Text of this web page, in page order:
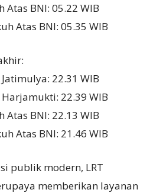
Atas BNI: 05.22 WIB
Atas BNI: 05.35 WIB
22.31 WIB
22.39 WIB
Atas BNI: 22.13 WIB
Atas BNI: 21.46 WIB
publik modern, LRT
memberikan layanan